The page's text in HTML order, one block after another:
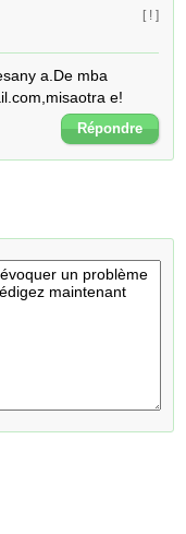
[ ! ]
a.De mba
e!
Répondre